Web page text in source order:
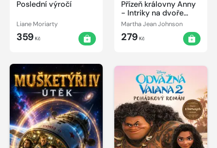
Poslední výročí
Liane Moriarty
359 Kč
Přízeň královny Anny
- Intriky na dvoře
Tudorovců
Martha Jean Johnson
279 Kč